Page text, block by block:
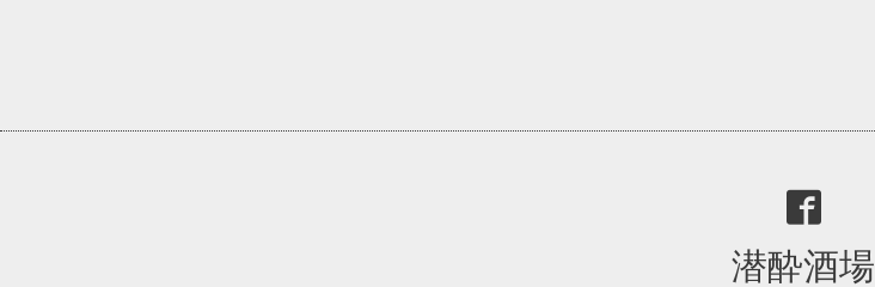
潜酔酒場